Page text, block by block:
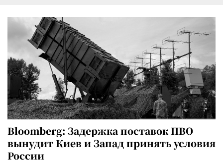
Bloomberg: Задержка поставок ПВО
вынудит Киев и Запад принять условия
России